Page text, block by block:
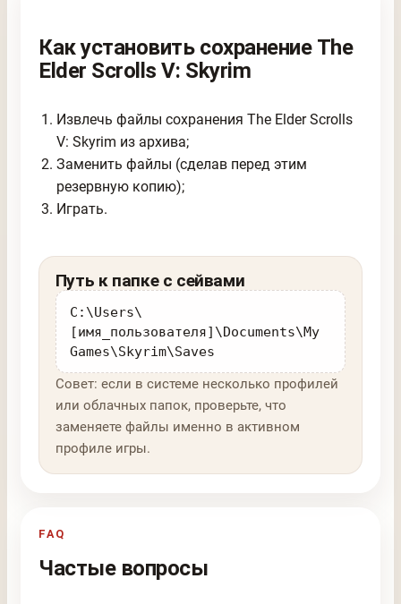
Как установить сохранение The
Elder Scrolls V: Skyrim
Извлечь файлы сохранения The Elder Scrolls
V: Skyrim из архива;
Заменить файлы (сделав перед этим
резервную копию);
Играть.
Путь к папке с сейвами
C:\Users\
[имя_пользователя]\Documents\My
Games\Skyrim\Saves
Совет: если в системе несколько профилей
или облачных папок, проверьте, что
заменяете файлы именно в активном
профиле игры.
FAQ
Частые вопросы